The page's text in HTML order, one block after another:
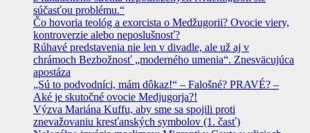
súčasťou problému.“
Čo hovoria teológ a exorcista o Medžugorii? Ovocie viery,
kontroverzie alebo neposlušnosť?
Rúhavé predstavenia nie len v divadle, ale už aj v
chrámoch Bezbožnosť „moderného umenia“. Znesväcujúca
apostáza
„Sú to podvodníci, mám dôkaz!“ – Falošné? PRAVÉ? –
Aké je skutočné ovocie Medjugorja?!
Výzva Mariána Kuffu, aby sme sa spojili proti
znevažovaniu kresťanských symbolov (1. časť)